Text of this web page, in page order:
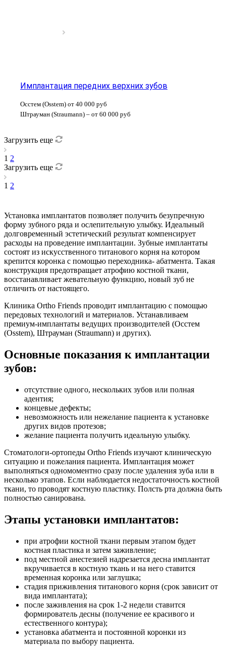
Имплантация передних верхних зубов
Осстем (Osstem) от 40 000 руб
Штрауман (Straumann) – от 60 000 руб
Загрузить еще
1 2
Загрузить еще
1 2
Установка имплантатов позволяет получить безупречную
форму зубного ряда и ослепительную улыбку. Идеальный
долговременный эстетический результат компенсирует
расходы на проведение имплантации. Зубные имплантаты
состоят из искусственного титанового корня на котором
крепится коронка с помощью переходника- абатмента. Такая
конструкция предотвращает атрофию костной ткани,
восстанавливает жевательную функцию, новый зуб не
отличить от настоящего.
Клиника Ortho Friends проводит имплантацию с помощью
передовых технологий и материалов. Устанавливаем
премиум-имплантаты ведущих производителей (Осстем
(Osstem), Штрауман (Straumann) и других).
Основные показания к имплантации
зубов:
отсутствие одного, нескольких зубов или полная
адентия;
концевые дефекты;
невозможность или нежелание пациента к установке
других видов протезов;
желание пациента получить идеальную улыбку.
Стоматологи-ортопеды Ortho Friends изучают клиническую
ситуацию и пожелания пациента. Имплантация может
выполняться одномоментно сразу после удаления зуба или в
несколько этапов. Если наблюдается недостаточность костной
ткани, то проводят костную пластику. Полсть рта должна быть
полностью санирована.
Этапы установки имплантатов:
при атрофии костной ткани первым этапом будет
костная пластика и затем заживление;
под местной анестезией надрезается десна имплантат
вкручивается в костную ткань и на него ставится
временная коронка или заглушка;
стадия приживления титанового корня (срок зависит от
вида имплантата);
после заживления на срок 1-2 недели ставится
формирователь десны (получение ее красивого и
естественного контура);
установка абатмента и постоянной коронки из
материала по выбору пациента.